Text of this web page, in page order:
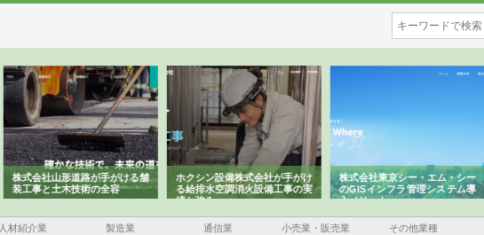
ホクシン設備株式会社が手がけ
る給排水空調消火設備工事の実
績と強み
株式会社東京シー・エム・シー
のGISインフラ管理システム導
入メリット
株式会社アクアスペースが水中
から陸上まで一貫施工できる理
由
人材紹介業 製造業 通信業 小売業・販売業 その他業種